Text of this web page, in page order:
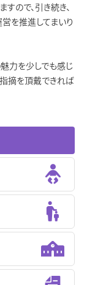
ので、引き続き、
を推進してまいり
力を少しでも感じ
指摘を頂戴できれば